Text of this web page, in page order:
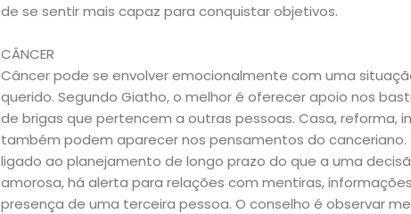
de se sentir mais capaz para conquistar objetivos.
CÂNCER
Câncer pode se envolver emocionalmente com uma
querido. Segundo Giatho, o melhor é oferecer apoio nos
de brigas que pertencem a outras pessoas. Casa, reforma,
também podem aparecer nos pensamentos do canceriano.
ligado ao planejamento de longo prazo do que a uma
amorosa, há alerta para relações com mentiras,
presença de uma terceira pessoa. O conselho é observar